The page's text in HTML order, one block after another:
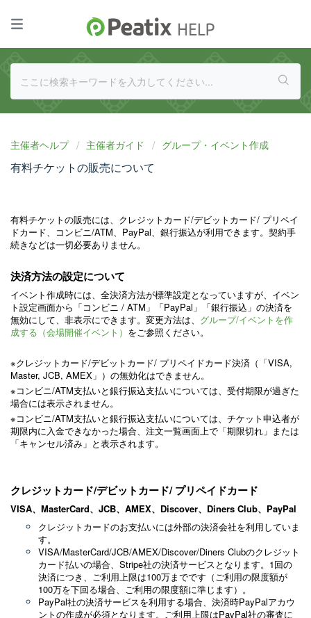
主催者ヘルプ 主催者ガイド グループ・イベント作成
有料チケットの販売について
有料チケットの販売には、クレジットカード/デビットカード/ プリペイ
ドカード、コンビニ/ATM、PayPal、銀行振込が利用できます。契約手
続きなどは一切必要ありません。
決済方法の設定について
イベント作成時には、全決済方法が標準設定となっていますが、イベン
ト設定画面から「コンビニ / ATM」「PayPal」「銀行振込」の決済を
無効にして、非表示にできます。変更方法は、 グループ/イベントを作
成する（会場開催イベント） をご参照ください。
※クレジットカード/デビットカード/ プリペイドカード決済（「VISA,
Master, JCB, AMEX」）の無効化はできません。
※コンビニ/ATM支払いと銀行振込支払いについては、受付期限が過ぎた
場合には表示されません。
※コンビニ/ATM支払いと銀行振込支払いについては、チケット申込者が
期限内に入金できなかった場合、注文一覧画面上で「期限切れ」または
「キャンセル済み」と表示されます。
クレジットカード/デビットカード/ プリペイドカード
VISA、MasterCard、JCB、AMEX、Discover、Diners Club、PayPal
クレジットカードのお支払いには外部の決済会社を利用していま
す。
VISA/MasterCard/JCB/AMEX/Discover/Diners Clubのクレジット
カード払いの場合、Stripe社の決済サービスとなります。1回の
決済につき、ご利用上限は100万までです（ご利用の限度額が
100万を下回る場合、ご利用の限度額に準じます）。
PayPal社の決済サービスを利用する場合、決済時PayPalアカウ
ントの作成が必須となります。ご利用上限はPayPal社の審査に